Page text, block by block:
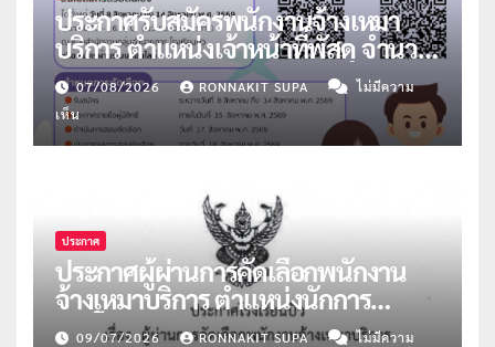
ประกาศรับสมัครพนักงานจ้างเหมา
บริการ ตำแหน่งเจ้าหน้าที่พัสดุ จำนวน
1 อัตรา
07/08/2026 RONNAKIT SUPA
ไม่มีความ
เห็น
ประกาศ
ประกาศผู้ผ่านการคัดเลือกพนักงาน
จ้างเหมาบริการ ตำแหน่งนักการ
ภารโรง จำนวน 2 อัตรา
09/07/2026 RONNAKIT SUPA
ไม่มีความ